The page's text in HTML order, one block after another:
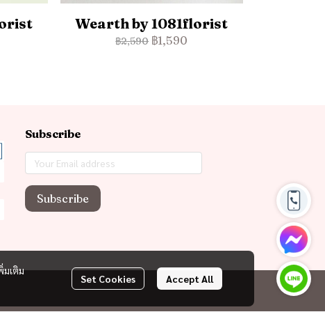
Wearth by 1081florist
฿2,590 ฿1,590
มเติม
Set Cookies Accept All
Subscribe
Subscribe